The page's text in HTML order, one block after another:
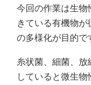
今回の作業は生物
きている有機物
の多様化が目的で
糸状菌、細菌、
していると微生